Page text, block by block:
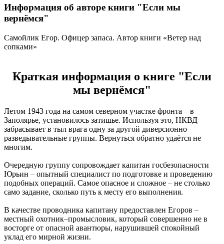
Информация об авторе книги "Если мы
вернёмся"
Самойлик Егор. Офицер запаса. Автор книги «Ветер над
сопками»
Краткая информация о книге "Если
мы вернёмся"
Летом 1943 года на самом северном участке фронта – в
Заполярье, установилось затишье. Используя это, НКВД
забрасывает в тыл врага одну за другой диверсионно–
разведывательные группы. Вернуться обратно удаётся не
многим.
Очередную группу сопровождает капитан госбезопасности
Юрьин – опытный специалист по подготовке и проведению
подобных операций. Самое опасное и сложное – не столько
само задание, сколько путь к месту его выполнения.
В качестве проводника капитану предоставлен Егоров –
местный охотник–промысловик, который совершенно не в
восторге от опасной авантюры, нарушившей спокойный
уклад его мирной жизни.